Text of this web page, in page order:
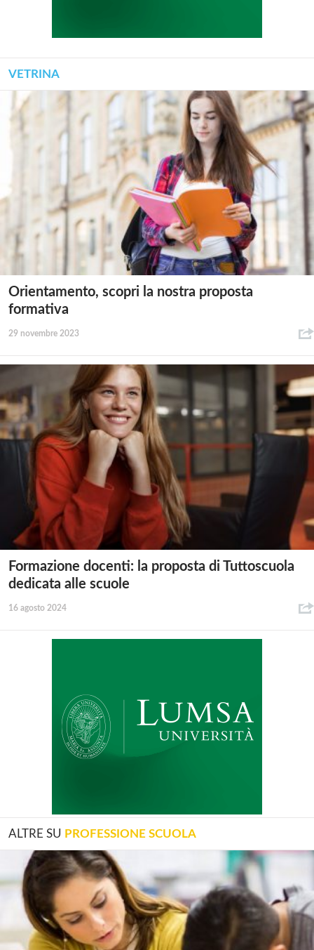
VETRINA
Orientamento, scopri la nostra proposta
formativa
29 novembre 2023
Formazione docenti: la proposta di Tuttoscuola
dedicata alle scuole
16 agosto 2024
ALTRE SU PROFESSIONE SCUOLA